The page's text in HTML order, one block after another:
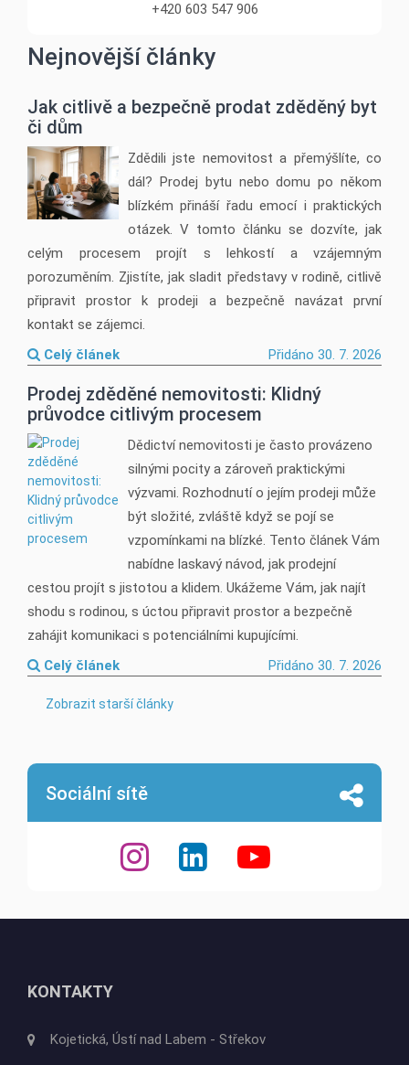
+420 603 547 906
Nejnovější články
Jak citlivě a bezpečně prodat zděděný byt
či dům
Zdědili jste nemovitost a přemýšlíte, co
dál? Prodej bytu nebo domu po někom
blízkém přináší řadu emocí i praktických
otázek. V tomto článku se dozvíte, jak
celým procesem projít s lehkostí a vzájemným
porozuměním. Zjistíte, jak sladit představy v rodině, citlivě
připravit prostor k prodeji a bezpečně navázat první
kontakt se zájemci.
Celý článek
Přidáno 30. 7. 2026
Prodej zděděné nemovitosti: Klidný
průvodce citlivým procesem
Dědictví nemovitosti je často provázeno
silnými pocity a zároveň praktickými
výzvami. Rozhodnutí o jejím prodeji může
být složité, zvláště když se pojí se
vzpomínkami na blízké. Tento článek Vám
nabídne laskavý návod, jak prodejní
cestou projít s jistotou a klidem. Ukážeme Vám, jak najít
shodu s rodinou, s úctou připravit prostor a bezpečně
zahájit komunikaci s potenciálními kupujícími.
Celý článek
Přidáno 30. 7. 2026
Zobrazit starší články
Sociální sítě
KONTAKTY
Kojetická, Ústí nad Labem - Střekov